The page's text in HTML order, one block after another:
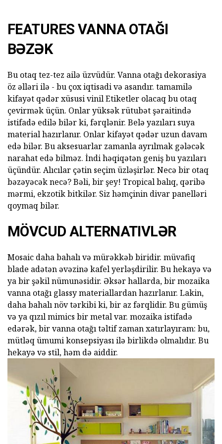
FEATURES VANNA OTAĞI
BƏZƏK
Bu otaq tez-tez ailə üzvüdür. Vanna otağı dekorasiya
öz əlləri ilə - bu çox iqtisadi və asandır. tamamilə
kifayət qədər xüsusi vinil Etiketler olacaq bu otaq
çevirmək üçün. Onlar yüksək rütubət şəraitində
istifadə edilə bilər ki, fərqlənir. Belə yazıları suya
material hazırlanır. Onlar kifayət qədər uzun davam
edə bilər. Bu aksesuarlar zamanla ayrılmak gələcək
narahat edə bilməz. İndi həqiqətən geniş bu yazıları
üçündür. Alıcılar çətin seçim üzləşirlər. Necə bir otaq
bəzəyəcək necə? Bəli, bir şey! Tropical balıq, qəribə
mərmi, ekzotik bitkilər. Siz həmçinin divar panelləri
qoymaq bilər.
MÖVCUD ALTERNATIVLƏR
Mosaic daha bahalı və mürəkkəb biridir. müvafiq
blade adətən əvəzinə kafel yerləşdirilir. Bu hekayə və
ya bir şəkil nümunəsidir. Əksər hallarda, bir mozaika
vanna otağı glassy materiallardan hazırlanır. Lakin,
daha bahalı növ tərkibi ki, bir az fərqlidir. Bu gümüş
və ya qızıl mimics bir metal var. mozaika istifadə
edərək, bir vanna otağı təltif zaman xatırlayıram: bu,
mütləq ümumi konsepsiyası ilə birlikdə olmalıdır. Bu
hekayə və stil, həm də aiddir.